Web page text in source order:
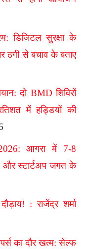
डिजिटल सुरक्षा के
ठगी से बचाव के बताए
दो BMD शिविरों
में हड्डियों की
आगरा में 7-8
और स्टार्टअप जगत के
: राजेंद्र शर्मा
का दौर खत्म: सेल्फ